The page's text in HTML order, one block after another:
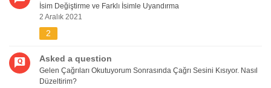
İsim Değiştirme ve Farklı İsimle Uyandırma
2 Aralık 2021
2
Asked a question
Gelen Çağrıları Okutuyorum Sonrasında Çağrı Sesini Kısıyor. Nasıl
Düzeltirim?